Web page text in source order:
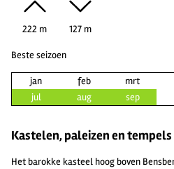
222 m 127 m
Beste seizoen
jan feb mrt
jul
aug sep
Kastelen, paleizen en
Het barokke kasteel hoog boven